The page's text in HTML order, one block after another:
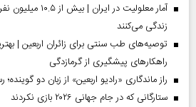
آمار معلولیت در
زندگی می‌کنند
توصیه‌های طب سنتی برای زائران اربعین |
راهکارهای پیشگیری از گرمازدگی
راز ماندگاری «رادیو اربعین» از زبان دو
ستارگانی که در جام جهانی ۲۰۲۶ بازی نکردند